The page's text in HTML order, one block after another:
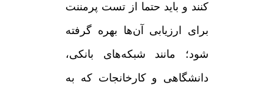
کنند و باید حتما از تست پرمننت
برای ارزیابی آن‌ها بهره گرفته
شود؛ مانند شبکه‌های بانکی،
دانشگاهی و کارخانجات که به